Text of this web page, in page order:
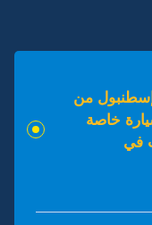
إسطنبول من
خاصة
في